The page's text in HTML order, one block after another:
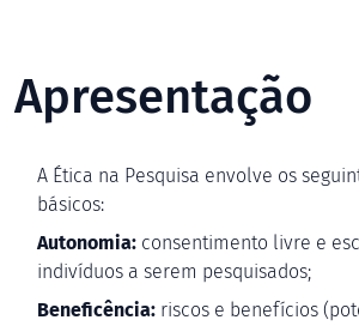
Apresentação
A Ética na Pesquisa envolve os
básicos:
Autonomia: consentimento livre e
indivíduos a serem pesquisados;
Beneficência: riscos e benefícios